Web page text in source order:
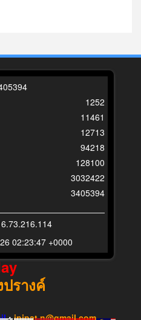
05394
1252
11461
12713
94218
128100
3032422
3405394
02:23:47 +0000
รางค์
:ipipat.n@gmail.com